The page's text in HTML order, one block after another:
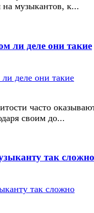
музыкантов, к...
ли деле они такие
часто
своим до...
так сложно